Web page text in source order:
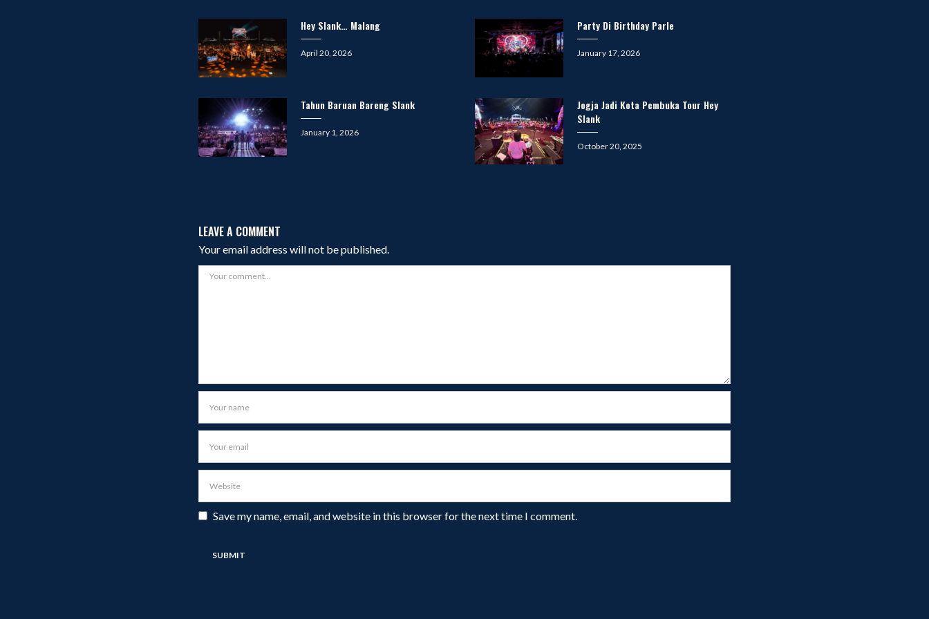
Hey Slank… Malang
Posted
April 20, 2026
Party Di Birthday Parle
Posted
January 17, 2026
Tahun Baruan Bareng Slank
Posted
January 1, 2026
Jogja Jadi Kota Pembuka Tour Hey
Slank
Posted
October 20, 2025
LEAVE A COMMENT
Your email address will not be published.
Save my name, email, and website in this browser for the next time I comment.